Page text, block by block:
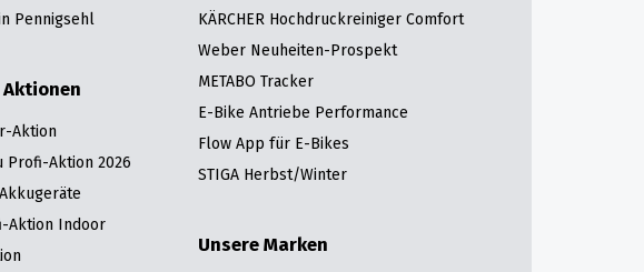
Pennigsehl
Aktion
Profi-Aktion 2026
Aktion Indoor
KÄRCHER Hochdruckreiniger Comfort
Weber Neuheiten-Prospekt
METABO Tracker
E-Bike Antriebe Performance
Flow App für E-Bikes
STIGA Herbst/Winter
Unsere Marken